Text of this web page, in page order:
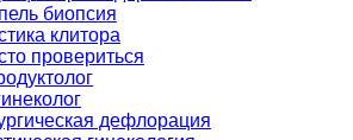
биопсия
клитора
провериться
дефлорация